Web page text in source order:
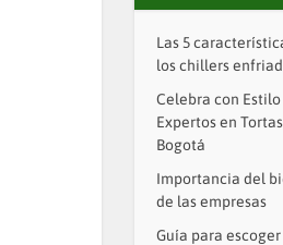
Las 5
los chillers
Celebra con Estilo
Expertos en
Bogotá
Importancia del
de las empresas
Guía para